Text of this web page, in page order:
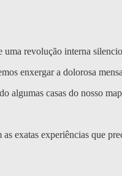
uma revolução interna
enxergar a dolorosa
algumas casas do nosso
exatas experiências que